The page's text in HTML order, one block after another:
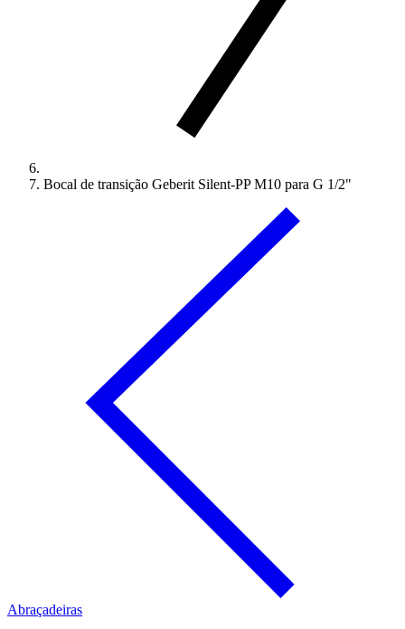
Bocal de transição Geberit Silent-PP M10 para G 1/2"
Abraçadeiras